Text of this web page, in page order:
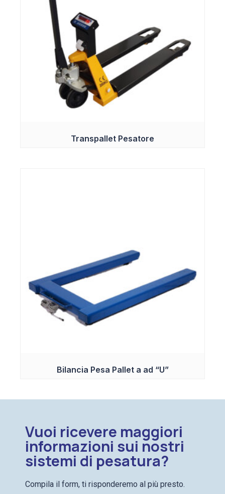
Transpallet Pesatore
Bilancia Pesa Pallet a ad “U”
Vuoi ricevere maggiori
informazioni sui nostri
sistemi di pesatura?
Compila il form, ti risponderemo al più presto.